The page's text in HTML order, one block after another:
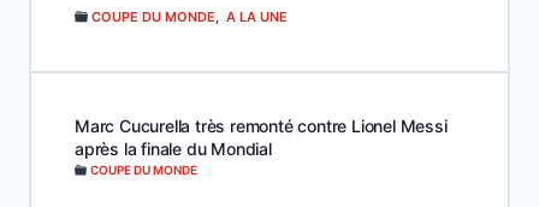
COUPE DU MONDE A LA UNE
Marc Cucurella très remonté contre Lionel Messi
après la finale du Mondial
COUPE DU MONDE